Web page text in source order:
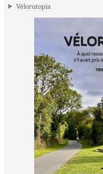
Vélorutopia